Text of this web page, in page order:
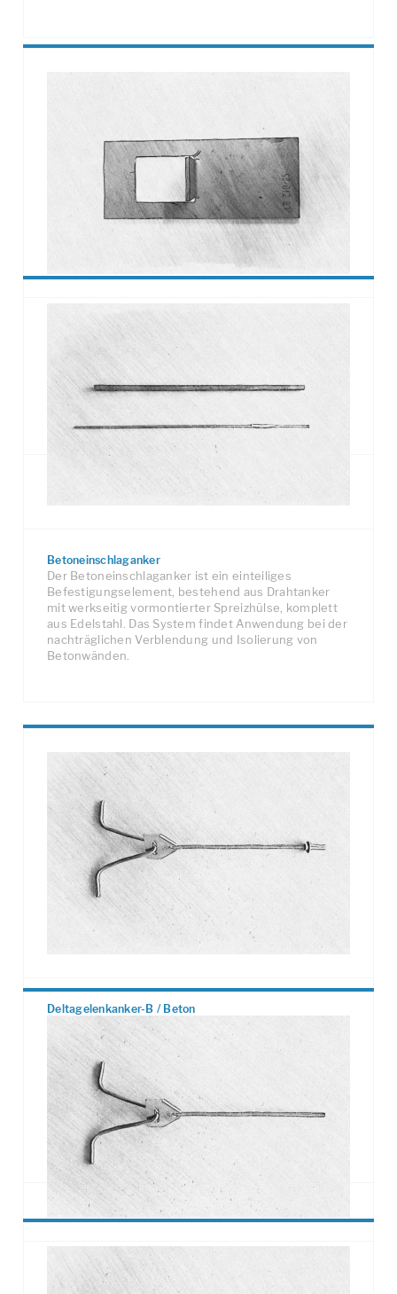
dient als Hilfsmittel beim Aufmauern der
Laibungen und zugleich als Auflager für
Fensterbänke. Die rechteckige Aussparung kommt
im Mörtelblatt zu liegen und garantiert einen guten
Verbund zum Untergrund bzw. zum Mauerwerk.
Betoneinschlaganker
Der Betoneinschlaganker ist ein einteiliges
Befestigungselement, bestehend aus Drahtanker
mit werkseitig vormontierter Spreizhülse, komplett
aus Edelstahl. Das System findet Anwendung bei der
nachträglichen Verblendung und Isolierung von
Betonwänden.
Deltagelenkanker-B / Beton
Zweischalenmauerwerksanker für Betonrohbau.
• Loch bohren und Einschlagdübel setzen.
Setzwerkzeug anlegen und mit einem Hammer den
Dübel spreizen
• Deltagelenkanker in den Einschlagdübel eindrehen
• Sicherungsmutter anziehen
Omega Bügel in die Lagerfuge der Vorsatzschale
vermörteln.
Deltagelenkanker-H / Holz
Zweischalenmauerwerksanker für Holzrohbau.